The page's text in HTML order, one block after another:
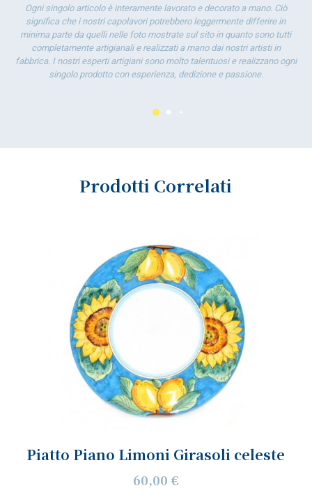
Ogni singolo articolo è interamente lavorato e decorato a mano. Ciò
significa che i nostri capolavori potrebbero leggermente differire in
minima parte da quelli nelle foto mostrate sul sito in quanto sono tutti
completamente artigianali e realizzati a mano dai nostri artisti in
fabbrica. I nostri esperti artigiani sono molto talentuosi e realizzano ogni
singolo prodotto con esperienza, dedizione e passione.
Prodotti Correlati
Piatto Piano Limoni Girasoli celeste
60,00 €